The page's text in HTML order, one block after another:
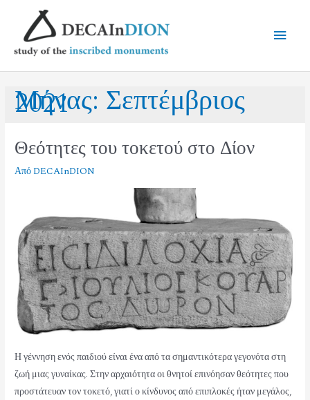
Μήνας: Σεπτέμβριος
2021
Θεότητες του τοκετού στο Δίον
Από DECAInDION
Η γέννηση ενός παιδιού είναι ένα από τα σημαντικότερα γεγονότα στη
ζωή μιας γυναίκας. Στην αρχαιότητα οι θνητοί επινόησαν θεότητες που
προστάτευαν τον τοκετό, γιατί ο κίνδυνος από επιπλοκές ήταν μεγάλος,